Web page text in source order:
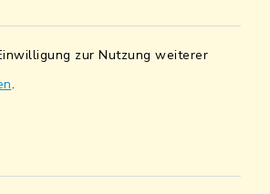
zur Nutzung weiterer
.
Bündnis für Familien
Towns